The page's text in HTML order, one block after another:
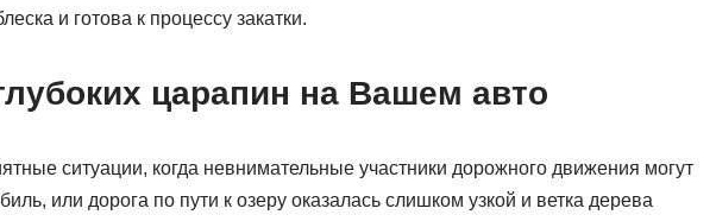
и готова к процессу закатки.
царапин на Вашем авто
ситуации, когда невнимательные участники дорожного движения могут
или дорога по пути к озеру оказалась слишком узкой и ветка дерева